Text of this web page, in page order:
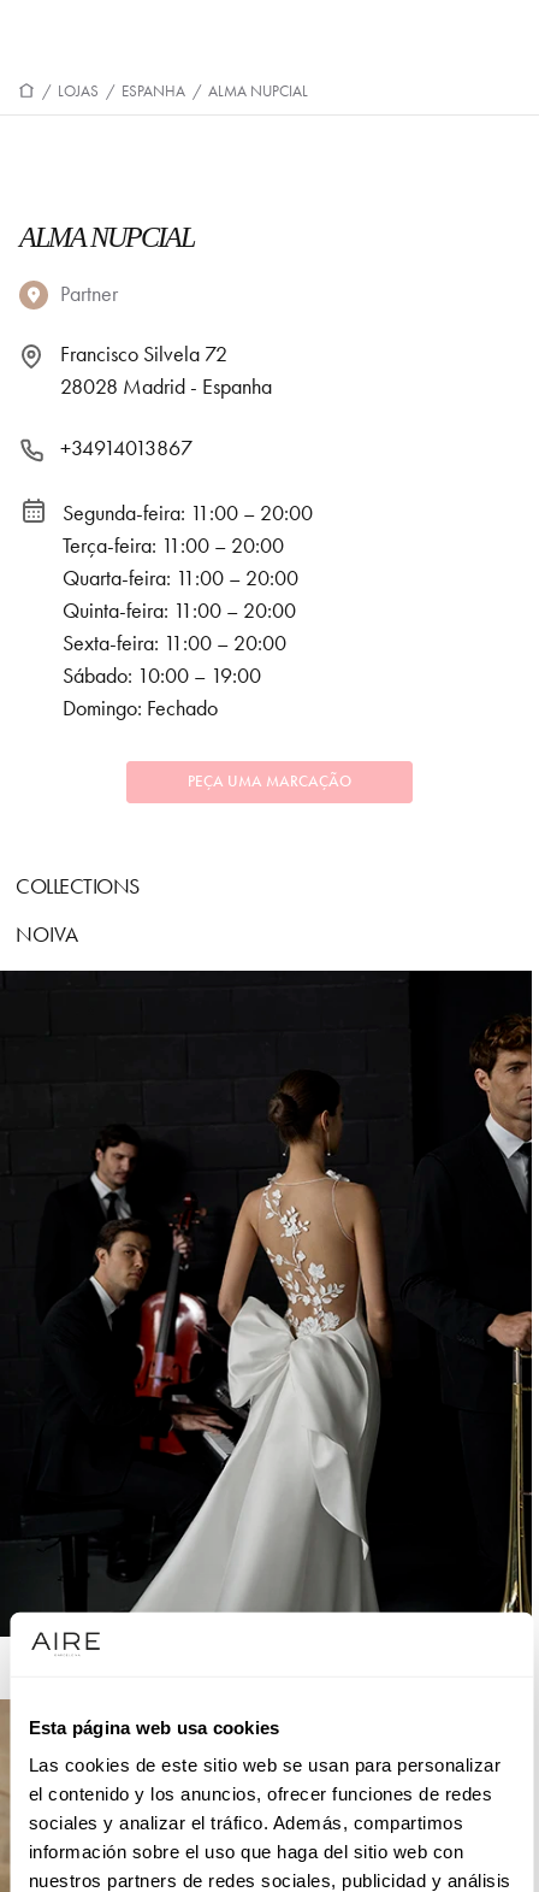
Esta página web usa cookies
Las cookies de este sitio web se usan para personalizar
el contenido y los anuncios, ofrecer funciones de redes
sociales y analizar el tráfico. Además, compartimos
información sobre el uso que haga del sitio web con
nuestros partners de redes sociales, publicidad y análisis
/ LOJAS / ESPANHA / ALMA NUPCIAL
ALMA NUPCIAL
Partner
Francisco Silvela 72
28028 Madrid - Espanha
+34914013867
Segunda-feira: 11:00 – 20:00
Terça-feira: 11:00 – 20:00
Quarta-feira: 11:00 – 20:00
Quinta-feira: 11:00 – 20:00
Sexta-feira: 11:00 – 20:00
Sábado: 10:00 – 19:00
Domingo: Fechado
PEÇA UMA MARCAÇÃO
COLLECTIONS
NOIVA
AIRE ATELIER